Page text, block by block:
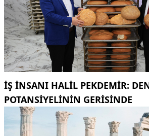
İŞ INSANI HALIL PEKDEMIR:
POTANSIYELININ GERISINDE